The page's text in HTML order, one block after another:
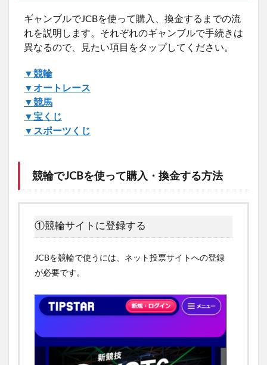
ギャンブルでJCBを使って購入、換金するまでの流
れを説明します。それぞれのギャンブルで手続きは
異なるので、見たい項目をタップしてください。
▼競輪
▼オートレース
▼競馬
▼宝くじ
▼スポーツくじ
競輪でJCBを使って購入・換金する方法
①競輪サイトに登録する
JCBを競輪で使うには、ネット投票サイトへの登録
が必要です。